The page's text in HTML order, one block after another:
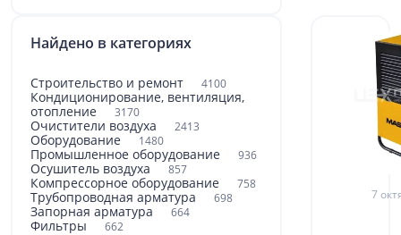
Найдено в категориях
Строительство и ремонт 4100
Кондиционирование, вентиляция,
отопление
3170
Очистители воздуха 2413
Оборудование 1480
Промышленное оборудование 936
Осушитель воздуха 857
Компрессорное оборудование 758
Трубопроводная арматура 698
Запорная арматура 664
Фильтры 662
7